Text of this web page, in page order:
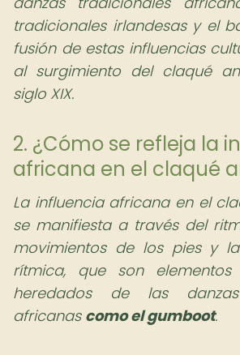
tradicionales irlandesas y el
fusión de estas influencias
al surgimiento del claqué
siglo XIX.
2. ¿Cómo se refleja la
africana en el claqué
La influencia africana en el
se manifiesta a través del
movimientos de los pies y
rítmica, que son elementos
heredados de las
africanas como el gumboot.